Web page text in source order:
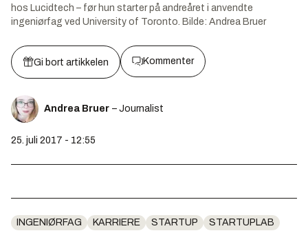
hos Lucidtech – før hun starter på andreåret i anvendte
ingeniørfag ved University of Toronto. Bilde: Andrea Bruer
Gi bort artikkelen Kommenter
Andrea Bruer – Journalist
25. juli 2017 - 12:55
INGENIØRFAG KARRIERE STARTUP STARTUPLAB